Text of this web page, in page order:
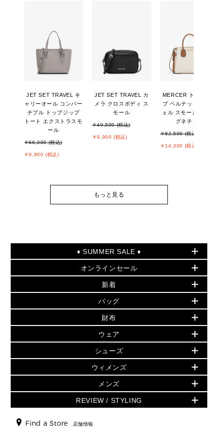
JET SET TRAVEL キ
ャリーオール コンバー
チブル トップジップ
トート エクストラスモ
ール
￥66,000 (税込)
￥9,900 (税込)
JET SET TRAVEL カ
メラ クロスボディ ス
モール
￥49,500 (税込)
￥9,900 (税込)
MERCER トップジッ
プ ベルテッド サッチ
ェル スモール - MKシ
グネチャー
￥82,500 (税込)
￥14,300 (税込)
もっと見る
♦ SUMMER SALE ♦
セールおすすめアイテム
▶ ウィメンズ
バッグ
小物
シューズ・靴
ウェア
アクセサリー
時計
▶ メンズ
バッグ
オンラインセール
PRODUCT OF THE MONTH - 今月の特別価格
再値下げアイテム
追加アイテム
▶ ウィメンズすべて(ウェア・シューズ除く)
バッグ
財布・小物
ウェア
シューズ
時計・ジュエリー
アクセサリー
新着
初夏のスタイル
▶ すべて
▶ ウィメンズすべて
財布・小物
アクセサリー
フレグランス
シューズ
▶ メンズすべて
バッグ
人気の定番アイテム
日本限定 - バッグ
▶ ウィメンズすべて
トートバッグ
ショルダーバッグ
クロスボディ・斜め掛け
トラベル
財布
日本限定 - 財布・小物
▶ ウィメンズすべて
GREENWICH
折り財布(二つ折り・三つ折り)
長財布
ウェア
▶ ウィメンズすべて
トップス
スカート・パンツ
ジャケット・アウター
▶ メンズすべて
シューズ
▶ ウィメンズすべて
サンダル
スニーカー
▶ メンズすべて
ウィメンズ
人気の定番アイテム
▶ ウィメンズすべて
メンズ
▶ メンズすべて
REVIEW / STYLING
Find a Store 店舗情報